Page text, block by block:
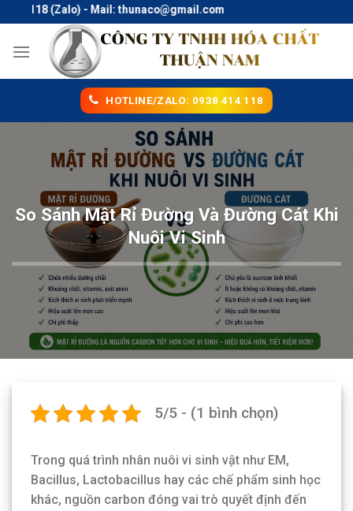
to
content
(Zalo) - Mail: thunaco@gmail.com
HOTLINE/ZALO: 0938 414 118
So Sánh Mật Rỉ Đường Và Đường Cát Khi
Nuôi Vi Sinh
5/5 - (1 bình chọn)
Trong quá trình nhân nuôi vi sinh vật như EM,
Bacillus, Lactobacillus hay các chế phẩm sinh học
khác, nguồn carbon đóng vai trò quyết định đến